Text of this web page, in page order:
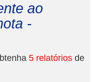
ao
-
5 relatórios de